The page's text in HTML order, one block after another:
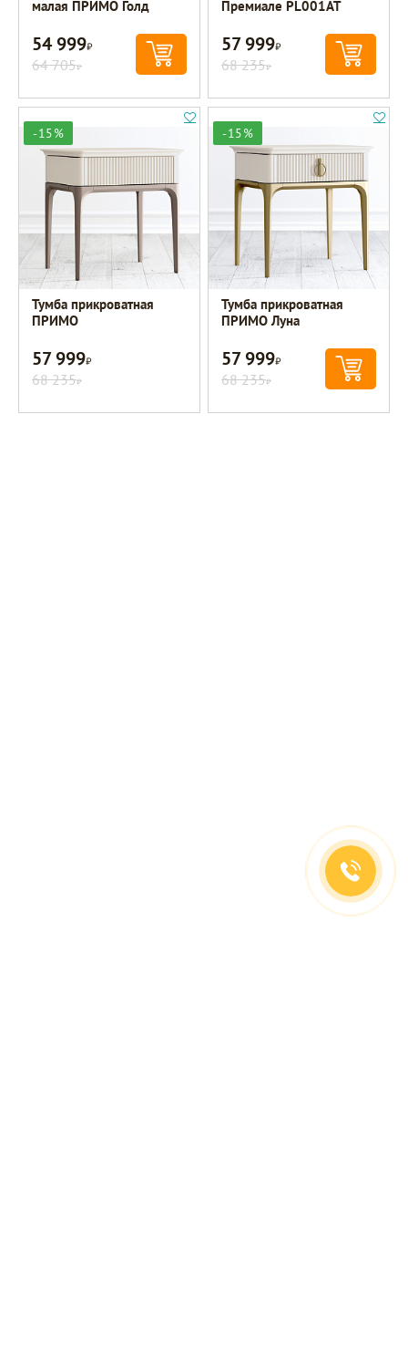
малая ПРИМО Голд
54 999Р
64 705Р
Премиале PL001AT
57 999Р
68 235Р
-15%
Тумба прикроватная
ПРИМО
57 999Р
68 235Р
-15%
Тумба прикроватная
ПРИМО Луна
57 999Р
68 235Р